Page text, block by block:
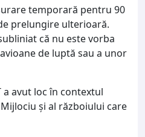
temporară pentru 90
prelungire ulterioară.
că nu este vorba
de luptă sau a unor
a avut loc în contextul
și al războiului care